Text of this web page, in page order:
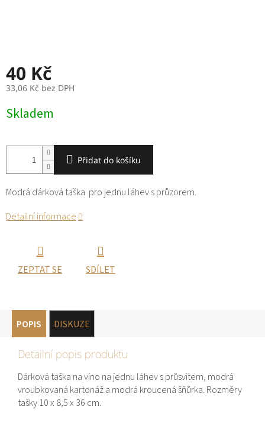
40 Kč
33,06 Kč bez DPH
Měrná
cena:
Skladem
Přidat do košíku
Modrá dárková taška pro jednu láhev s průzorem.
Detailní informace
ZEPTAT SE SDÍLET
POPIS DISKUZE
Detailní popis produktu
Dárková taška na víno na jednu láhev s průsvitem, modrá
vroubkovaná kartonáž a modrá kroucená šňůrka. Rozměry
tašky 10 x 8,5 x 36 cm.